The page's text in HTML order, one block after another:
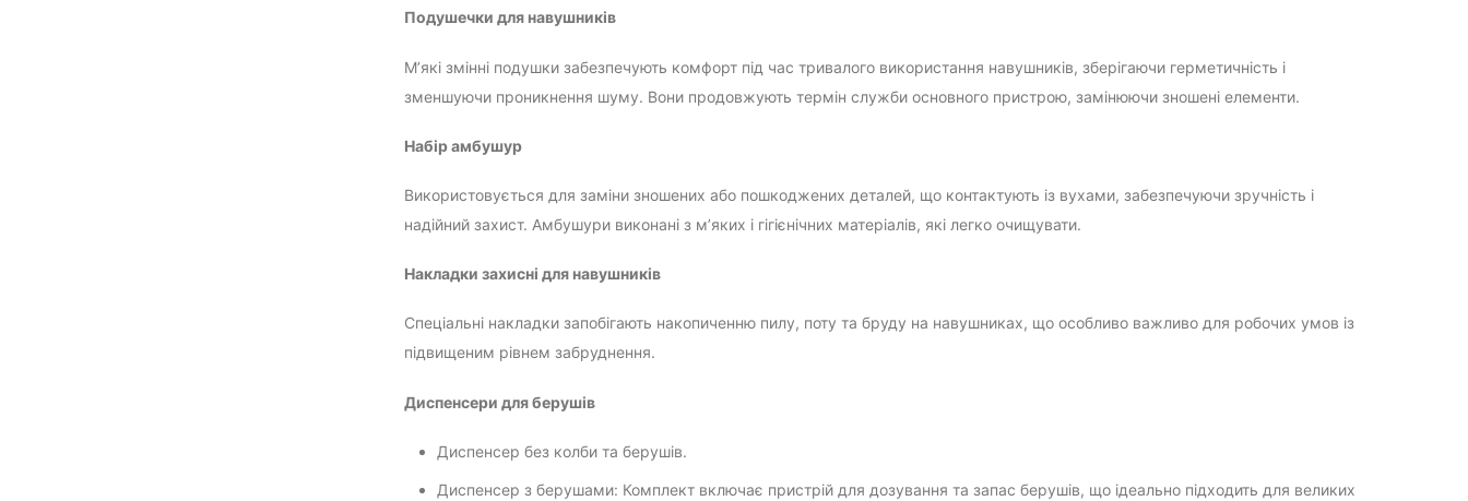
Подушечки для навушників
М’які змінні подушки забезпечують комфорт під час тривалого використання навушників, зберігаючи герметичність і
зменшуючи проникнення шуму. Вони продовжують термін служби основного пристрою, замінюючи зношені елементи.
Набір амбушур
Використовується для заміни зношених або пошкоджених деталей, що контактують із вухами, забезпечуючи зручність і
надійний захист. Амбушури виконані з м’яких і гігієнічних матеріалів, які легко очищувати.
Накладки захисні для навушників
Спеціальні накладки запобігають накопиченню пилу, поту та бруду на навушниках, що особливо важливо для робочих умов із
підвищеним рівнем забруднення.
Диспенсери для берушів
Диспенсер без колби та берушів.
Диспенсер з берушами: Комплект включає пристрій для дозування та запас берушів, що ідеально підходить для великих